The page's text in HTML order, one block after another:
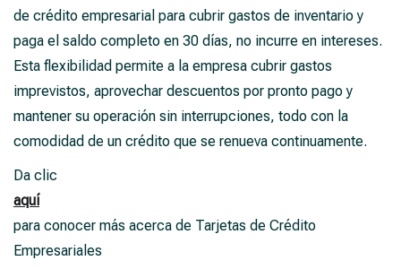
de crédito empresarial para cubrir gastos de inventario y
paga el saldo completo en 30 días, no incurre en intereses.
Esta flexibilidad permite a la empresa cubrir gastos
imprevistos, aprovechar descuentos por pronto pago y
mantener su operación sin interrupciones, todo con la
comodidad de un crédito que se renueva continuamente.
Da clic
aquí
para conocer más acerca de Tarjetas de Crédito
Empresariales